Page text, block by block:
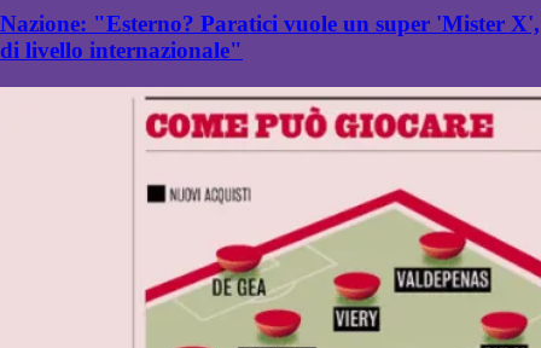
Nazione: "Esterno? Paratici vuole un super 'Mister X',
di livello internazionale"